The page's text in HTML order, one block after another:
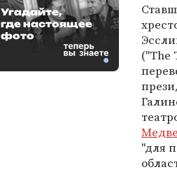
("The
"для
Угадайте,
где настоящее
фото